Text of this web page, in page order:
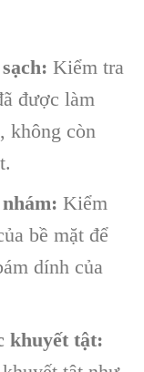
Kiểm tra
được làm
không còn
Kiểm
bề mặt để
dính của
khuyết tật: